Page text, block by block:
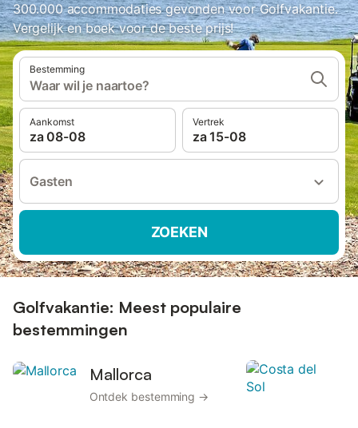
300.000 accommodaties gevonden voor Golfvakantie.
Vergelijk en boek voor de beste prijs!
Bestemming
Waar wil je naartoe?
Aankomst
za 08-08
Vertrek
za 15-08
Gasten
ZOEKEN
Golfvakantie: Meest populaire
bestemmingen
Mallorca
Ontdek bestemming →